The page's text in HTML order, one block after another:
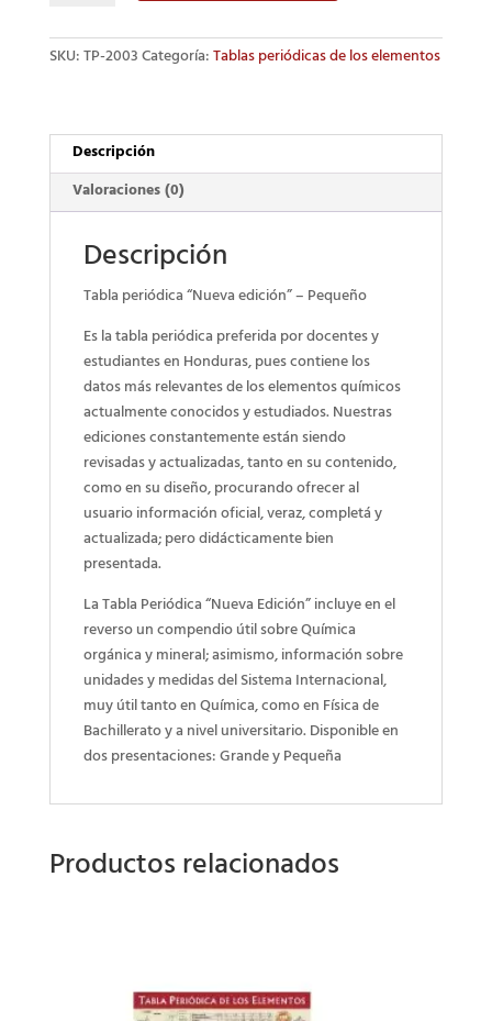
edición”
-SKU:TP-2003Categoría:Tablas periódicas de los elementos
Descripción
Valoraciones (0)
Descripción
Tabla periódica “Nueva edición” – Pequeño
Es la tabla periódica preferida por docentes y
estudiantes en Honduras, pues contiene los
datos más relevantes de los elementos químicos
actualmente conocidos y estudiados. Nuestras
ediciones constantemente están siendo
revisadas y actualizadas, tanto en su contenido,
como en su diseño,procurandoofrecer al
usuario información oficial, veraz,completáy
actualizada; pero didácticamente bien
presentada.
La Tabla Periódica “Nueva Edición” incluye en el
reversoun compendio útil sobre Química
orgánica y mineral; asimismo, información sobre
unidades y medidas del Sistema Internacional,
muy útil tanto en Química, como en Física de
Bachillerato y a nivel universitario. Disponible en
dos presentaciones: Grande y Pequeña
Productos relacionados